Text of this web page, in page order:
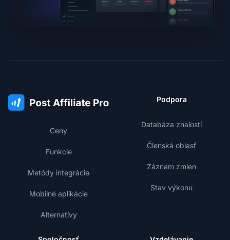
Ceny
Funkcie
Metódy integrácie
Mobilné aplikácie
Alternatívy
Podpora
Databáza znalostí
Členská oblasť
Záznam zmien
Stav výkonu